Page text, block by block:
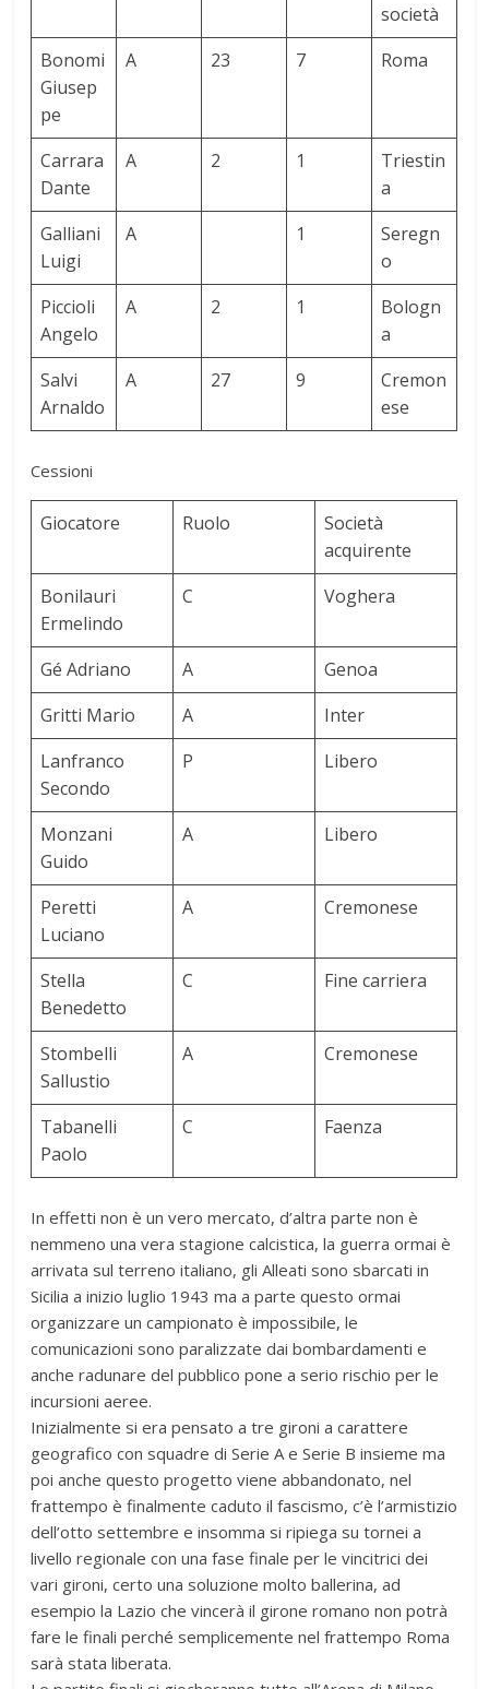
società
Bonomi
Giusep
pe
A 23 7 Roma
Carrara
Dante
A 2 1
Triestin
a
Galliani
Luigi
A 1
Seregn
o
Piccioli
Angelo
A 2 1
Bologn
a
Salvi
Arnaldo
A 27 9
Cremon
ese
Cessioni
Giocatore Ruolo
Società
acquirente
Bonilauri
Ermelindo
C Voghera
Gé Adriano A
Genoa
Gritti Mario
A
Inter
Lanfranco
Secondo
P Libero
Monzani
Guido
A Libero
Peretti
Luciano
A Cremonese
Stella
Benedetto
C Fine carriera
Stombelli
Sallustio
A Cremonese
Tabanelli
Paolo
C Faenza
In effetti non è un vero mercato, d’altra parte non è
nemmeno una vera stagione calcistica, la guerra ormai è
arrivata sul terreno italiano, gli Alleati sono sbarcati in
Sicilia a inizio luglio 1943 ma a parte questo ormai
organizzare un campionato è impossibile, le
comunicazioni sono paralizzate dai bombardamenti e
anche radunare del pubblico pone a serio rischio per le
incursioni aeree.
Inizialmente si era pensato a tre gironi a carattere
geografico con squadre di Serie A e Serie B insieme ma
poi anche questo progetto viene abbandonato, nel
frattempo è finalmente caduto il fascismo, c’è l’armistizio
dell’otto settembre e insomma si ripiega su tornei a
livello regionale con una fase finale per le vincitrici dei
vari gironi, certo una soluzione molto ballerina, ad
esempio la Lazio che vincerà il girone romano non potrà
fare le finali perché semplicemente nel frattempo Roma
sarà stata liberata.